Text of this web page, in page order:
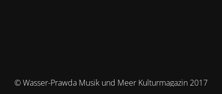
© Wasser-Prawda Musik und Meer Kulturmagazin 2017